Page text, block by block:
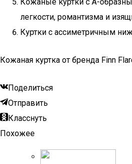
легкости, романтизма и
Куртки с ассиметричным
Кожаная куртка от бренда Finn
Поделиться
Отправить
Класснуть
Похожее